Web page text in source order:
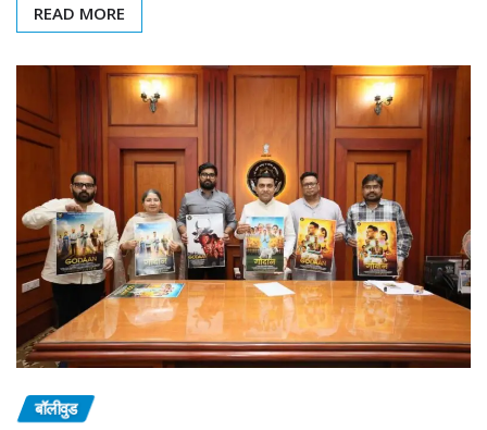
READ MORE
बॉलीवुड